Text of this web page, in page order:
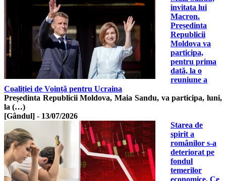
invitata lui
Macron.
Președinta
Republicii
Moldova va
participa,
pentru prima
dată, la o
reuniune a
Coaliției de Voință pentru Ucraina
Președinta Republicii Moldova, Maia Sandu, va participa, luni,
la (…)
[Gândul] - 13/07/2026
Starea de
spirit a
românilor s-a
deteriorat pe
fondul
temerilor
economice. Ce